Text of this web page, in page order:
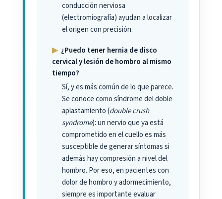
conducción nerviosa
(electromiografía) ayudan a localizar
el origen con precisión.
▶ ¿Puedo tener hernia de disco
cervical y lesión de hombro al mismo
tiempo?
Sí, y es más común de lo que parece.
Se conoce como síndrome del doble
aplastamiento (double crush
syndrome): un nervio que ya está
comprometido en el cuello es más
susceptible de generar síntomas si
además hay compresión a nivel del
hombro. Por eso, en pacientes con
dolor de hombro y adormecimiento,
siempre es importante evaluar